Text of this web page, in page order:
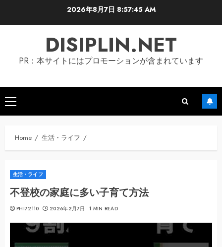
2026年8月7日 8:57:46 AM
DISIPLIN.NET
PR：本サイトにはプロモーションが含まれています
Primary
Menu
Home 生活・ライフ
生活・ライフ
不登校の家庭に多い子育て方法
PHI72110 2026年2月7日 1 MIN READ